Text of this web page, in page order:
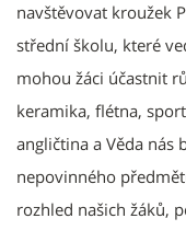
navštěvovat kroužek
střední školu, které
mohou žáci účastnit
keramika, flétna,
angličtina a Věda nás
nepovinného
rozhled našich žáků,